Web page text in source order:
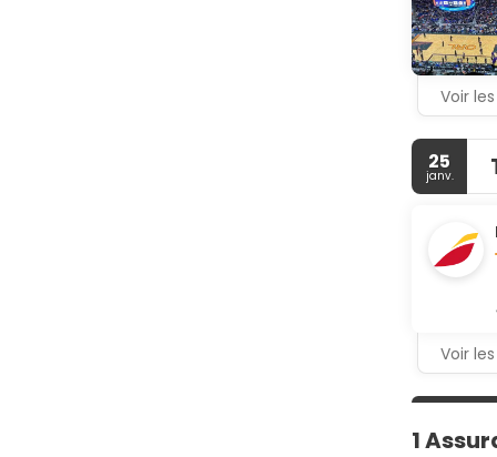
OYO
Les
réception
Voir
25
janv.
Voir
1